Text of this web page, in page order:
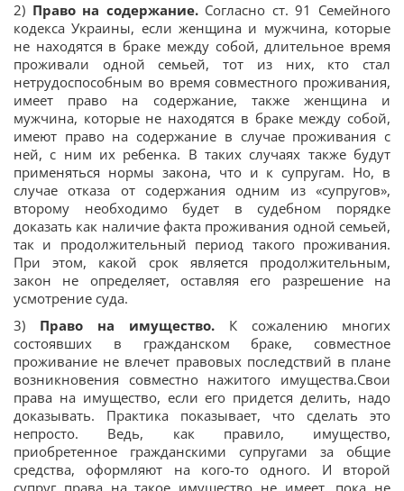
2) Право на содержание. Согласно ст. 91 Семейного
кодекса Украины, если женщина и мужчина, которые
не находятся в браке между собой, длительное время
проживали одной семьей, тот из них, кто стал
нетрудоспособным во время совместного проживания,
имеет право на содержание, также женщина и
мужчина, которые не находятся в браке между собой,
имеют право на содержание в случае проживания с
ней, с ним их ребенка. В таких случаях также будут
применяться нормы закона, что и к супругам. Но, в
случае отказа от содержания одним из «супругов»,
второму необходимо будет в судебном порядке
доказать как наличие факта проживания одной семьей,
так и продолжительный период такого проживания.
При этом, какой срок является продолжительным,
закон не определяет, оставляя его разрешение на
усмотрение суда.
3) Право на имущество. К сожалению многих
состоявших в гражданском браке, совместное
проживание не влечет правовых последствий в плане
возникновения совместно нажитого имущества.Свои
права на имущество, если его придется делить, надо
доказывать. Практика показывает, что сделать это
непросто. Ведь, как правило, имущество,
приобретенное гражданскими супругами за общие
средства, оформляют на кого-то одного. И второй